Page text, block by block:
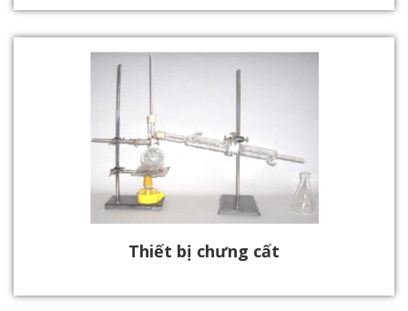
Thiết bị chưng cất